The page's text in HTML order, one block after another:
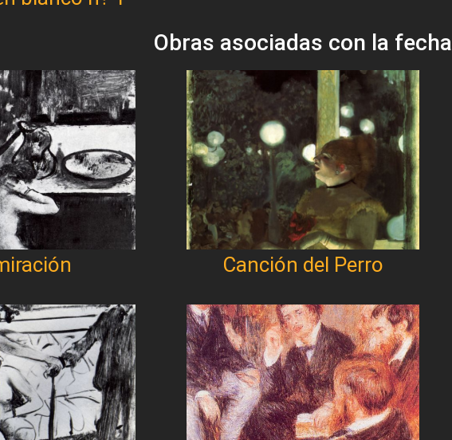
Obras asociadas con la fecha
Canción del Perro